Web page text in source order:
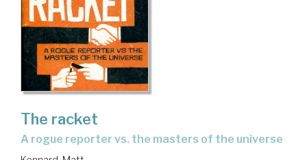
The racket
a rogue reporter vs. the masters of the universe